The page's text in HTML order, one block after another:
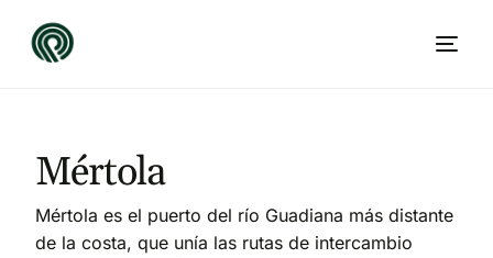
Mértola
Mértola es el puerto del río Guadiana más distante
de la costa, que unía las rutas de intercambio